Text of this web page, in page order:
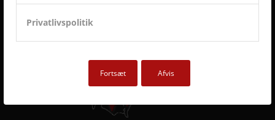
Privatlivspolitik
Fortsæt Afvis